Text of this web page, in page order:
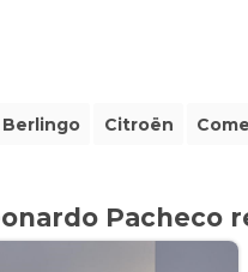
Berlingo Citroën
Pacheco